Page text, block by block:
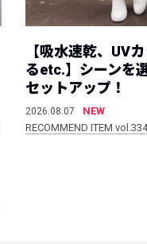
【吸水速乾、UV
るetc.】シーンを
セットアップ！
2026.08.07
NEW
RECOMMEND ITEM vol.334